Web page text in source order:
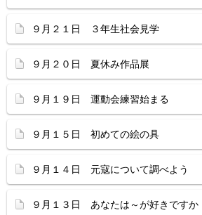
９月２１日 ３年生社会見学
９月２０日 夏休み作品展
９月１９日 運動会練習始まる
９月１５日 初めての絵の具
９月１４日 元寇について調べよう
９月１３日 あなたは～が好きですか